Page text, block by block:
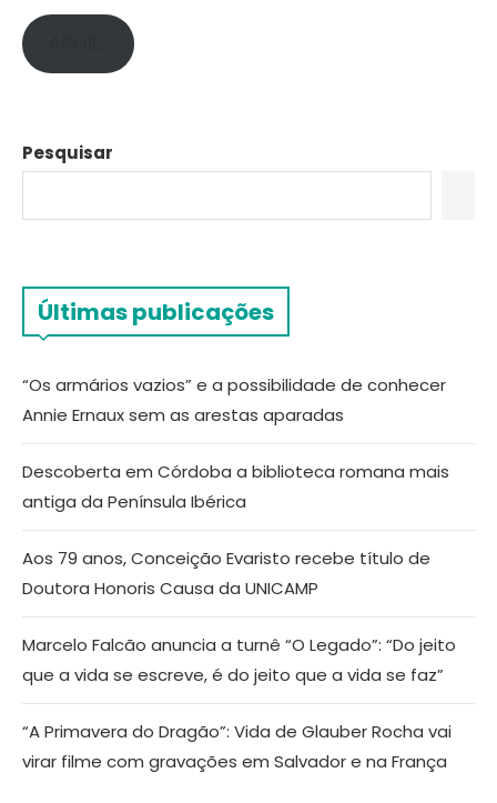
Pesquisar
Últimas publicações
“Os armários vazios” e a possibilidade de conhecer
Annie Ernaux sem as arestas aparadas
Descoberta em Córdoba a biblioteca romana mais
antiga da Península Ibérica
Aos 79 anos, Conceição Evaristo recebe título de
Doutora Honoris Causa da UNICAMP
Marcelo Falcão anuncia a turnê “O Legado”: “Do jeito
que a vida se escreve, é do jeito que a vida se faz”
“A Primavera do Dragão”: Vida de Glauber Rocha vai
virar filme com gravações em Salvador e na França